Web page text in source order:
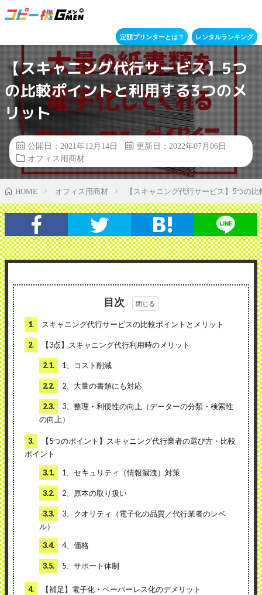
定額プリンターとは？ レンタルランキング
【スキャニング代行サービス】5つ
の比較ポイントと利用する3つのメ
リット
公開日：2021年12月14日
更新日：2022年07月06日
オフィス用商材
HOME オフィス用商材 【スキャニング代行サービス】5つの
目次
1. スキャニング代行サービスの比較ポイントとメリット
2. 【3点】スキャニング代行利用時のメリット
2.1. 1、コスト削減
2.2. 2、大量の書類にも対応
2.3.
3、整理・利便性の向上（データーの分類・検索性
の向上）
3.
【5つのポイント】スキャニング代行業者の選び方・比較
ポイント
3.1.
1、セキュリティ（情報漏洩）対策
3.2. 2、原本の取り扱い
3.3.
3、クオリティ（電子化の品質／代行業者のレベ
ル）
3.4.
4、価格
3.5. 5、サポート体制
4. 【補足】電子化・ペーパーレス化のデメリット